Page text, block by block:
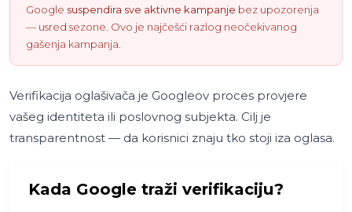
Google suspendira sve aktivne kampanje bez upozorenja
— usred sezone. Ovo je najčešći razlog neočekivanog
gašenja kampanja.
Verifikacija oglašivača je Googleov proces provjere
vašeg identiteta ili poslovnog subjekta. Cilj je
transparentnost — da korisnici znaju tko stoji iza oglasa.
Kada Google traži verifikaciju?